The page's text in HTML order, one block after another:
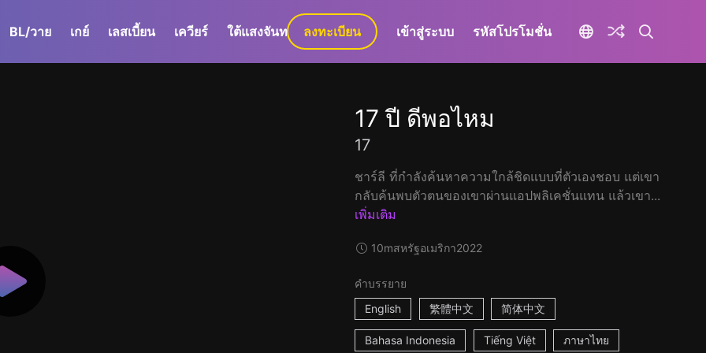
BL/วาย เกย์ เลสเบี้ยน เควียร์ ใต้แสงจันทร์ GaLa+
ลงทะเบียน เข้าสู่ระบบ รหัสโปรโมชั่น
17 ปี ดีพอไหม
17
ชาร์ลี ที่กำลังค้นหาความใกล้ชิดแบบที่ตัวเองชอบ แต่เขา
กลับค้นพบตัวตนของเขาผ่านแอปพลิเคชั่นแทน แล้วเขา...
เพิ่มเติม
10mสหรัฐอเมริกา2022
คำบรรยาย
English
繁體中文 简体中文
Bahasa Indonesia Tiếng Việt ภาษาไทย